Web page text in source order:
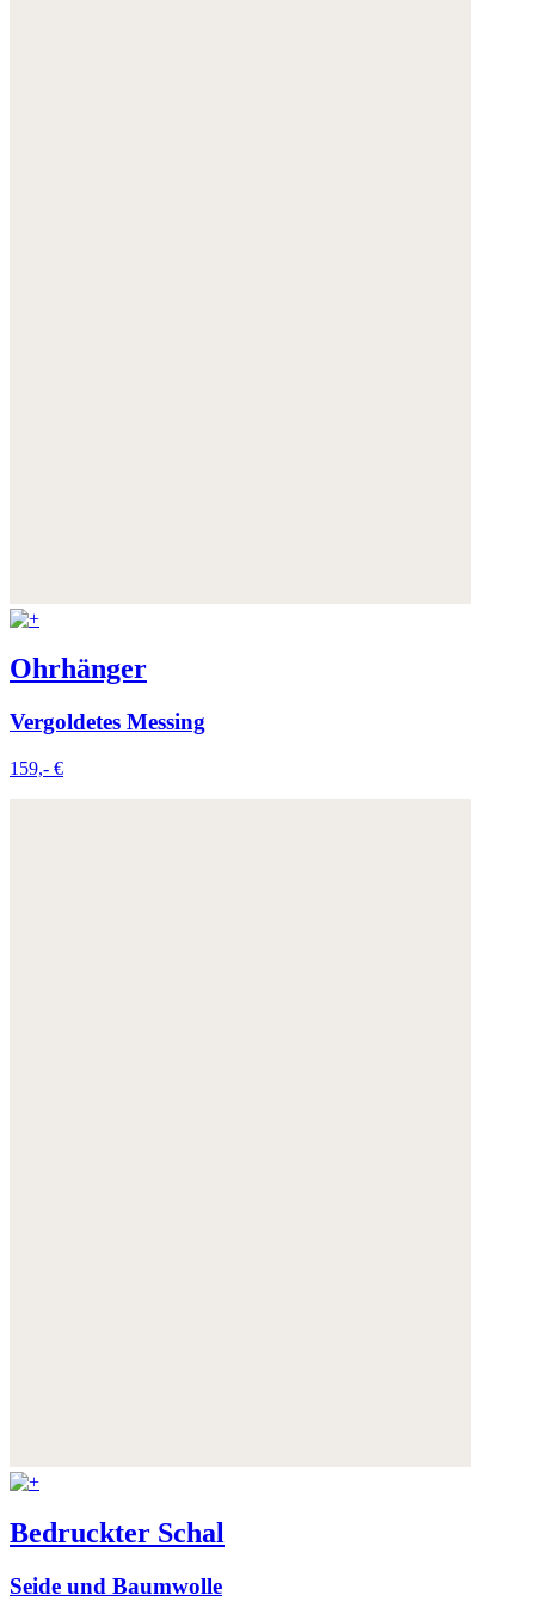
Ohrhänger
Vergoldetes Messing
159,- €
Bedruckter Schal
Seide und Baumwolle